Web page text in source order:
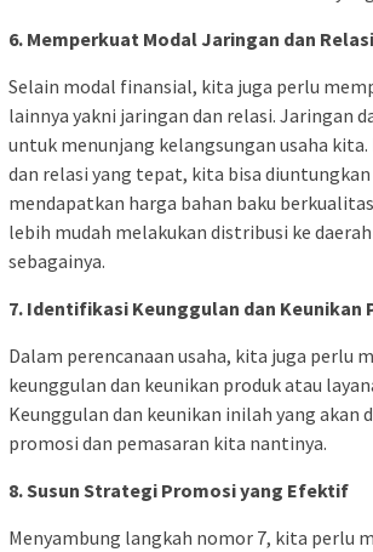
6. Memperkuat Modal Jaringan dan Relasi
Selain modal finansial, kita juga perlu
lainnya yakni jaringan dan relasi. Jaringan
untuk menunjang kelangsungan usaha
dan relasi yang tepat, kita bisa
mendapatkan harga bahan baku
lebih mudah melakukan distribusi ke
sebagainya.
7. Identifikasi Keunggulan dan Keunikan
Dalam perencanaan usaha, kita juga perlu
keunggulan dan keunikan produk atau
Keunggulan dan keunikan inilah yang akan
promosi dan pemasaran kita nantinya.
8. Susun Strategi Promosi yang Efektif
Menyambung langkah nomor 7, kita perlu